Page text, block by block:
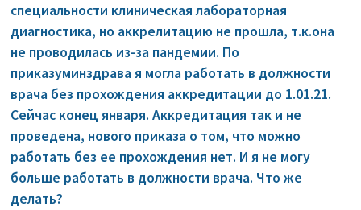
специальности клиническая лабораторная
диагностика, но аккрелитацию не прошла, т.к.она
не проводилась из-за пандемии. По
приказуминздрава я могла работать в должности
врача без прохождения аккредитации до 1.01.21.
Сейчас конец января. Аккредитация так и не
проведена, нового приказа о том, что можно
работать без ее прохождения нет. И я не могу
больше работать в должности врача. Что же
делать?